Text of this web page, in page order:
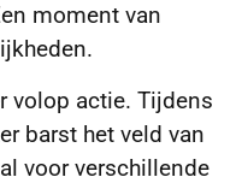
moment van
volop actie. Tijdens
barst het veld van
voor verschillende